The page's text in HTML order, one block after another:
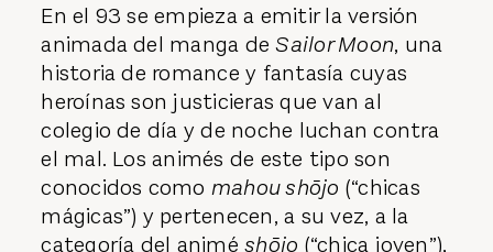
En el 93 se empieza a emitir la versión
animada del manga deSailor Moon, una
historia de romance y fantasía cuyas
heroínas son justicieras que van al
colegio de día y de noche luchan contra
el mal. Los animés de este tipo son
conocidos como mahou shōjo (“chicas
mágicas”) y pertenecen, a su vez, a la
categoría del animéshōjo (“chica joven”),